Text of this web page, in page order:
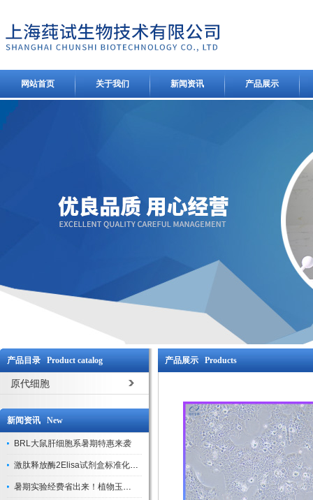
网站首页 关于我们 新闻资讯 产品展示
产品目录 Product catalog
原代细胞
新闻资讯 New
BRL大鼠肝细胞系暑期特惠来袭
激肽释放酶2Elisa试剂盒标准化实验操作与质控体系解析
暑期实验经费省出来！植物玉米索核苷（ZR ）elisa酶联免疫试剂盒
产品展示 Products